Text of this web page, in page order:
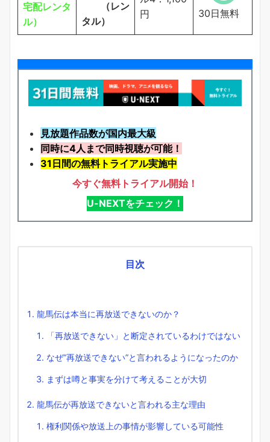
宅配レンタ
ル）
（レン
タル）
円
30日無料
見放題作品数が国内最大級
同時に4人まで同時視聴が可能！
31日間の無料トライアル実施中
今すぐ無料トライアル開始！
U-NEXTをチェック！
目次
龍馬伝は本当に再放送できないのか？
「再放送できない」と断定されているわけではない
なぜ“再放送できない”と言われるようになったのか
まずは噂と事実を分けて考えることが大切
龍馬伝が再放送できないと言われる主な理由
権利関係や放送上の事情が影響している可能性